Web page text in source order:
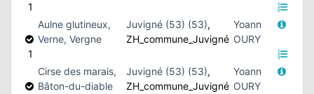
1
1
Aulne glutineux,
Verne, Vergne
Juvigné (53) (53),
ZH_commune_Juvigné
Yoann
OURY
Cirse des marais,
Bâton-du-diable
Juvigné (53) (53),
ZH_commune_Juvigné
Yoann
OURY